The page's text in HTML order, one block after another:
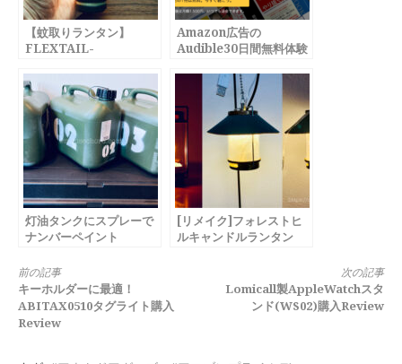
【蚊取りランタン】
FLEXTAIL-
Review
Amazon広告の
Audible30日間無料体験
灯油タンクにスプレーで
ナンバーペイント
[リメイク]フォレストヒ
ルキャンドルランタン
続
き
前の記事
キーホルダーに最適！
ABITAX0510タグライト購入
Review
次の記事
‎Lomicall製AppleWatchスタ
ンド(WS02)購入Review